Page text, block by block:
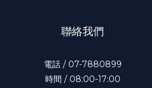
聯絡我們
電話 / 07-7880899
時間 / 08:00-17:00